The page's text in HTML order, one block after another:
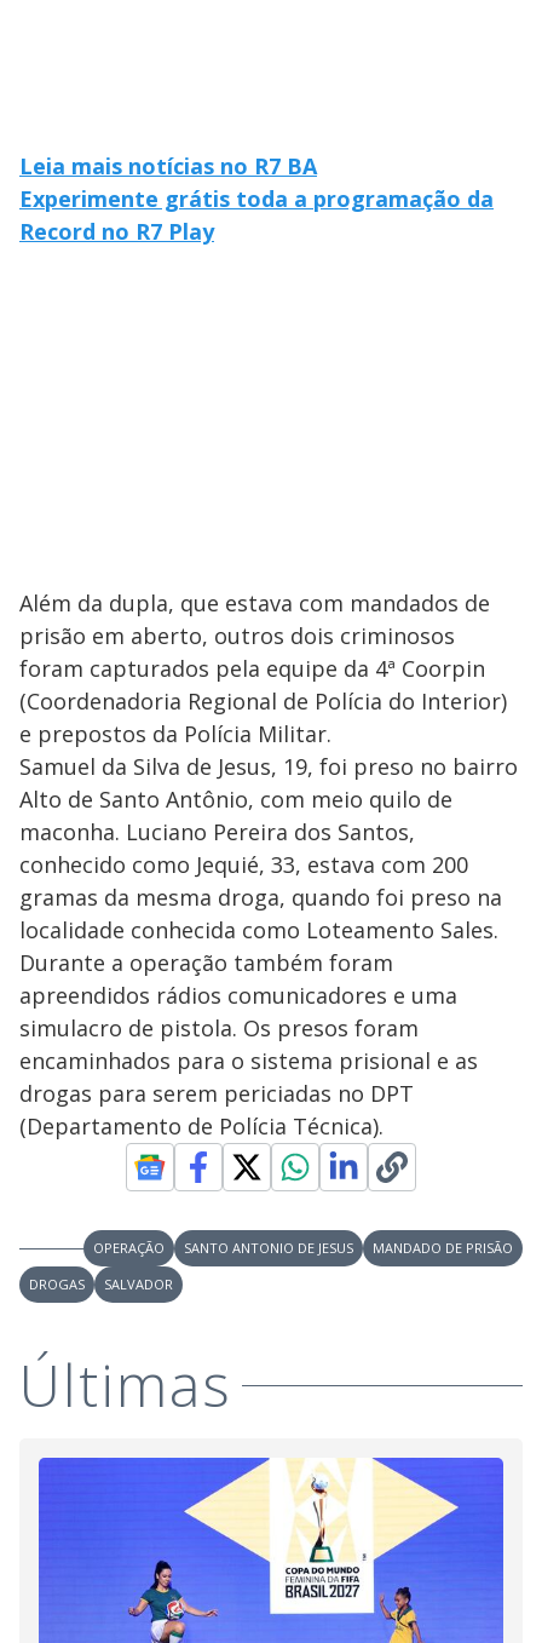
Leia mais notícias no R7 BA
Experimente grátis toda a programação da
Record no R7 Play
Além da dupla, que estava com mandados de
prisão em aberto, outros dois criminosos
foram capturados pela equipe da 4ª Coorpin
(Coordenadoria Regional de Polícia do Interior)
e prepostos da Polícia Militar.
Samuel da Silva de Jesus, 19, foi preso no bairro
Alto de Santo Antônio, com meio quilo de
maconha. Luciano Pereira dos Santos,
conhecido como Jequié, 33, estava com 200
gramas da mesma droga, quando foi preso na
localidade conhecida como Loteamento Sales.
Durante a operação também foram
apreendidos rádios comunicadores e uma
simulacro de pistola. Os presos foram
encaminhados para o sistema prisional e as
drogas para serem periciadas no DPT
(Departamento de Polícia Técnica).
OPERAÇÃO SANTO ANTONIO DE JESUS
MANDADO DE PRISÃO
DROGAS
SALVADOR
Últimas